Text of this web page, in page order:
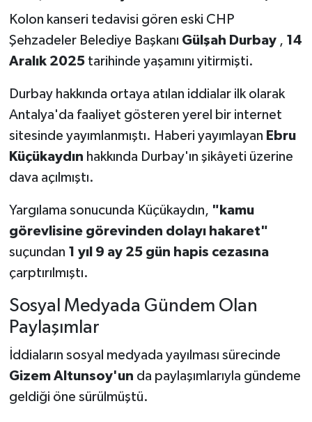
Kolon kanseri tedavisi gören eski CHP
Şehzadeler Belediye Başkanı Gülşah Durbay, 14
Aralık 2025tarihinde yaşamını yitirmişti.
Durbay hakkında ortaya atılan iddialar ilk olarak
Antalya'da faaliyet gösteren yerel bir internet
sitesinde yayımlanmıştı. Haberi yayımlayan Ebru
Küçükaydın hakkında Durbay'ın şikâyeti üzerine
dava açılmıştı.
Yargılama sonucunda Küçükaydın, "kamu
görevlisine görevinden dolayı hakaret"
suçundan 1 yıl 9 ay 25 gün hapis cezasına
çarptırılmıştı.
Sosyal Medyada Gündem Olan
Paylaşımlar
İddiaların sosyal medyada yayılması sürecinde
Gizem Altunsoy'un da paylaşımlarıyla gündeme
geldiği öne sürülmüştü.